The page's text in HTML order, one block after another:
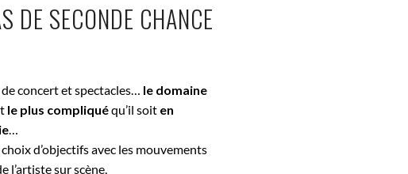
DE SECONDE CHANCE
concert et spectacles… le domaine
le plus compliquéqu’il soit en
…
d’objectifs avec les mouvements
l’artiste sur scène,